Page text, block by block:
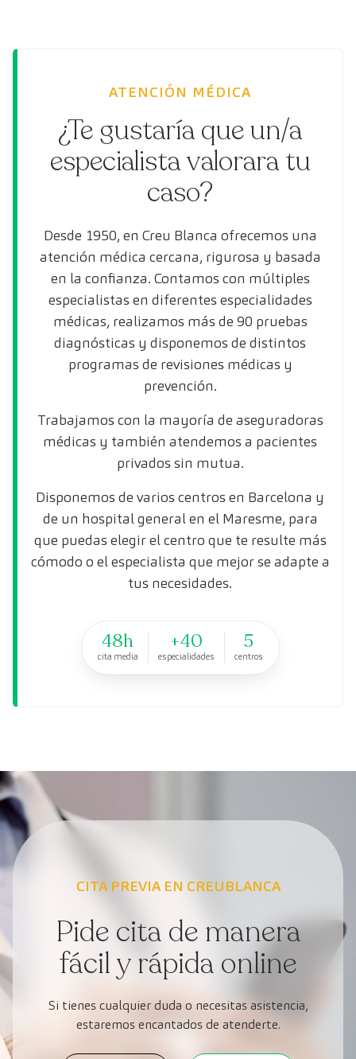
ATENCIÓN MÉDICA
¿Te gustaría que un/a
especialista valorara tu
caso?
Desde 1950, en Creu Blanca ofrecemos una
atención médica cercana, rigurosa y basada
en la confianza. Contamos con múltiples
especialistas en diferentes especialidades
médicas, realizamos más de 90 pruebas
diagnósticas y disponemos de distintos
programas de revisiones médicas y
prevención.
Trabajamos con la mayoría de aseguradoras
médicas y también atendemos a pacientes
privados sin mutua.
Disponemos de varios centros en Barcelona y
de un hospital general en el Maresme, para
que puedas elegir el centro que te resulte más
cómodo o el especialista que mejor se adapte a
tus necesidades.
48h
cita media
+40
especialidades
5
centros
CITA PREVIA EN CREUBLANCA
Pide cita de manera
fácil y rápida online
Si tienes cualquier duda o necesitas asistencia,
estaremos encantados de atenderte.